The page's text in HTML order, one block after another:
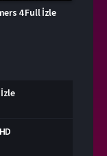
4 Full İzle